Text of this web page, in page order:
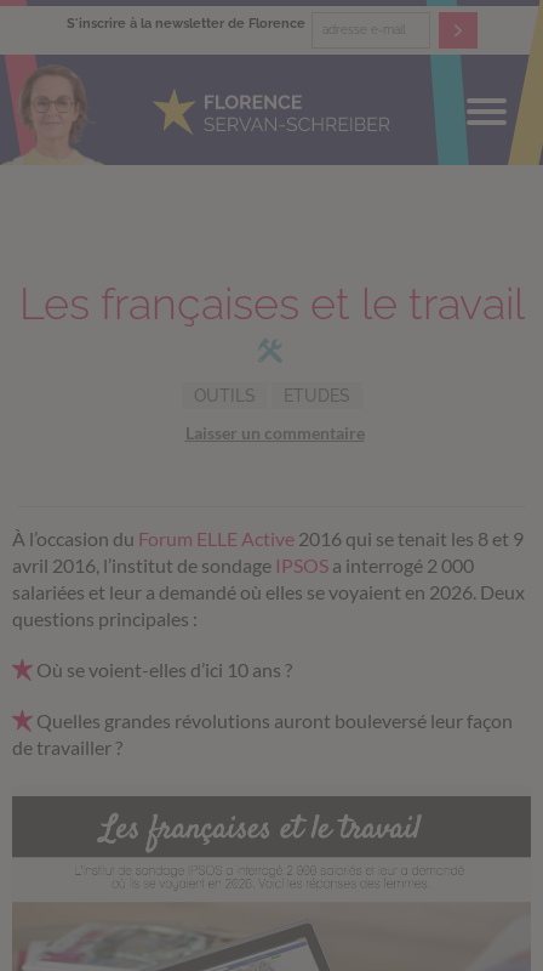
S'inscrire à la newsletter de Florence
Les françaises et le travail
OUTILS ETUDES
Laisser un commentaire
À l’occasion du Forum ELLE Active 2016 qui se tenait les 8 et 9
avril 2016, l’institut de sondage IPSOS a interrogé 2 000
salariées et leur a demandé où elles se voyaient en 2026. Deux
questions principales :
Où se voient-elles d’ici 10 ans ?
Quelles grandes révolutions auront bouleversé leur façon
de travailler ?